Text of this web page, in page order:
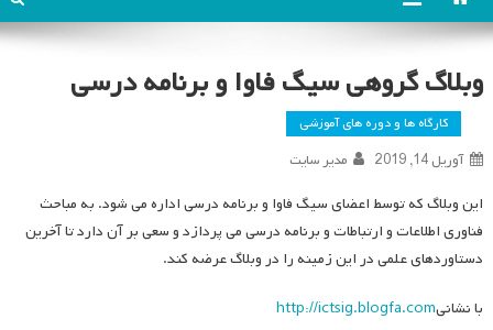
وبلاگ گروهی سیگ فاوا و برنامه درسی
کارگاه ها و دوره های آموزشی
آوریل 14, 2019 مدیر سایت
این وبلاگ که توسط اعضای سیگ فاوا و برنامه درسی اداره می شود. به مباحث
فناوری اطلاعات و ارتباطات و برنامه درسی می پردازد و سعی بر آن دارد تا آخرین
دستاوردهای علمی در این زمینه را در وبلاگ عرضه کند.
با نشانیhttp://ictsig.blogfa.com